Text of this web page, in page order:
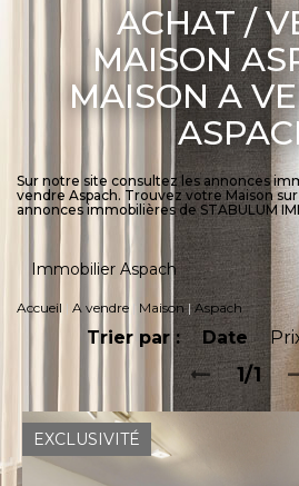
ACHAT /
MAISON
MAISON A
Sur notre site consultez les annonces
vendre Aspach. Trouvez votre Maison
annonces immobilières de STABULUM
Immobilier Aspach
Accueil A vendre Maison Aspach
Trier par : Date
1/1
EXCLUSIVITÉ